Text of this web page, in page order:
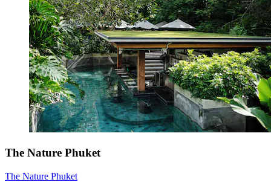
The Nature Phuket
The Nature Phuket